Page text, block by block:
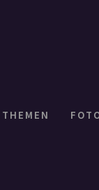
THEMEN